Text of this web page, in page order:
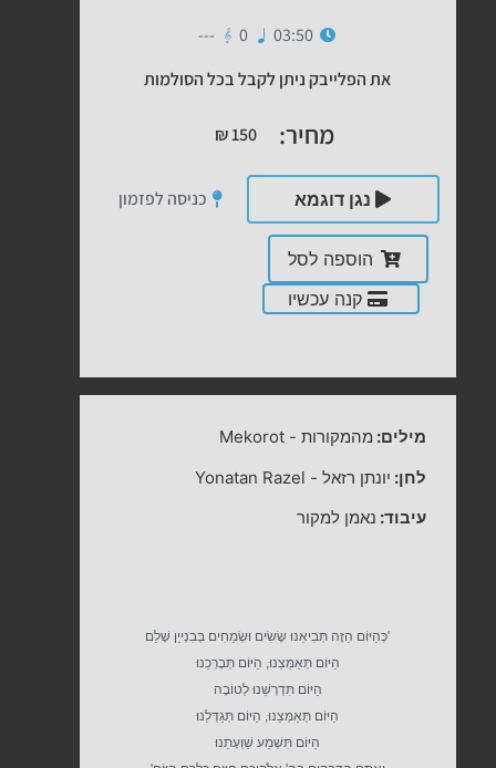
03:50
0
---
את הפלייבק ניתן לקבל בכל הסולמות
מחיר: ₪150
נגן דוגמא כניסה לפזמון
הוספה לסל
קנה עכשיו
מילים: מהמקורות -
Mekorot
לחן: יונתן רזאל -
Yonatan Razel
עיבוד: נאמן למקור
'כְּהַיּוֹם הַזֶּה תְּבִיאֵנוּ שָׂשִׂים וּשְׂמֵחִים בְּבִנְייַן שָׁלֵם
הַיּוֹם תְּאַמְּצֵנוּ, הַיּוֹם תְּבָרְכֵנוּ
הַיּוֹם תִּדְרְשֵׁנוּ לְטוֹבָה
הַיּוֹם תְּאַמְּצֵנוּ, הַיּוֹם תְּגַדְּלֵנוּ
הַיּוֹם תִּשְׁמַע שַׁוְעָתֵנוּ